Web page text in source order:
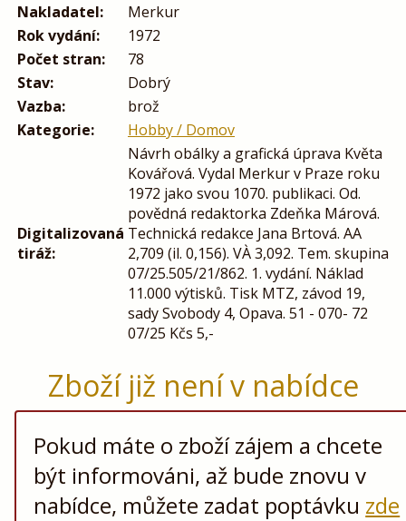
Nakladatel:
Merkur
Rok vydání:
1972
Počet stran:
78
Stav:
Dobrý
Vazba:
brož
Kategorie:
Hobby / Domov
Digitalizovaná
tiráž:
Návrh obálky a grafická úprava Květa
Kovářová. Vydal Merkur v Praze roku
1972 jako svou 1070. publikaci. Od.
povědná redaktorka Zdeňka Márová.
Technická redakce Jana Brtová. AA
2,709 (il. 0,156). VÀ 3,092. Tem. skupina
07/25.505/21/862. 1. vydání. Náklad
11.000 výtisků. Tisk MTZ, závod 19,
sady Svobody 4, Opava. 51 - 070- 72
07/25 Kčs 5,-
Zboží již není v nabídce
Pokud máte o zboží zájem a chcete
být informováni, až bude znovu v
nabídce, můžete zadat poptávku zde